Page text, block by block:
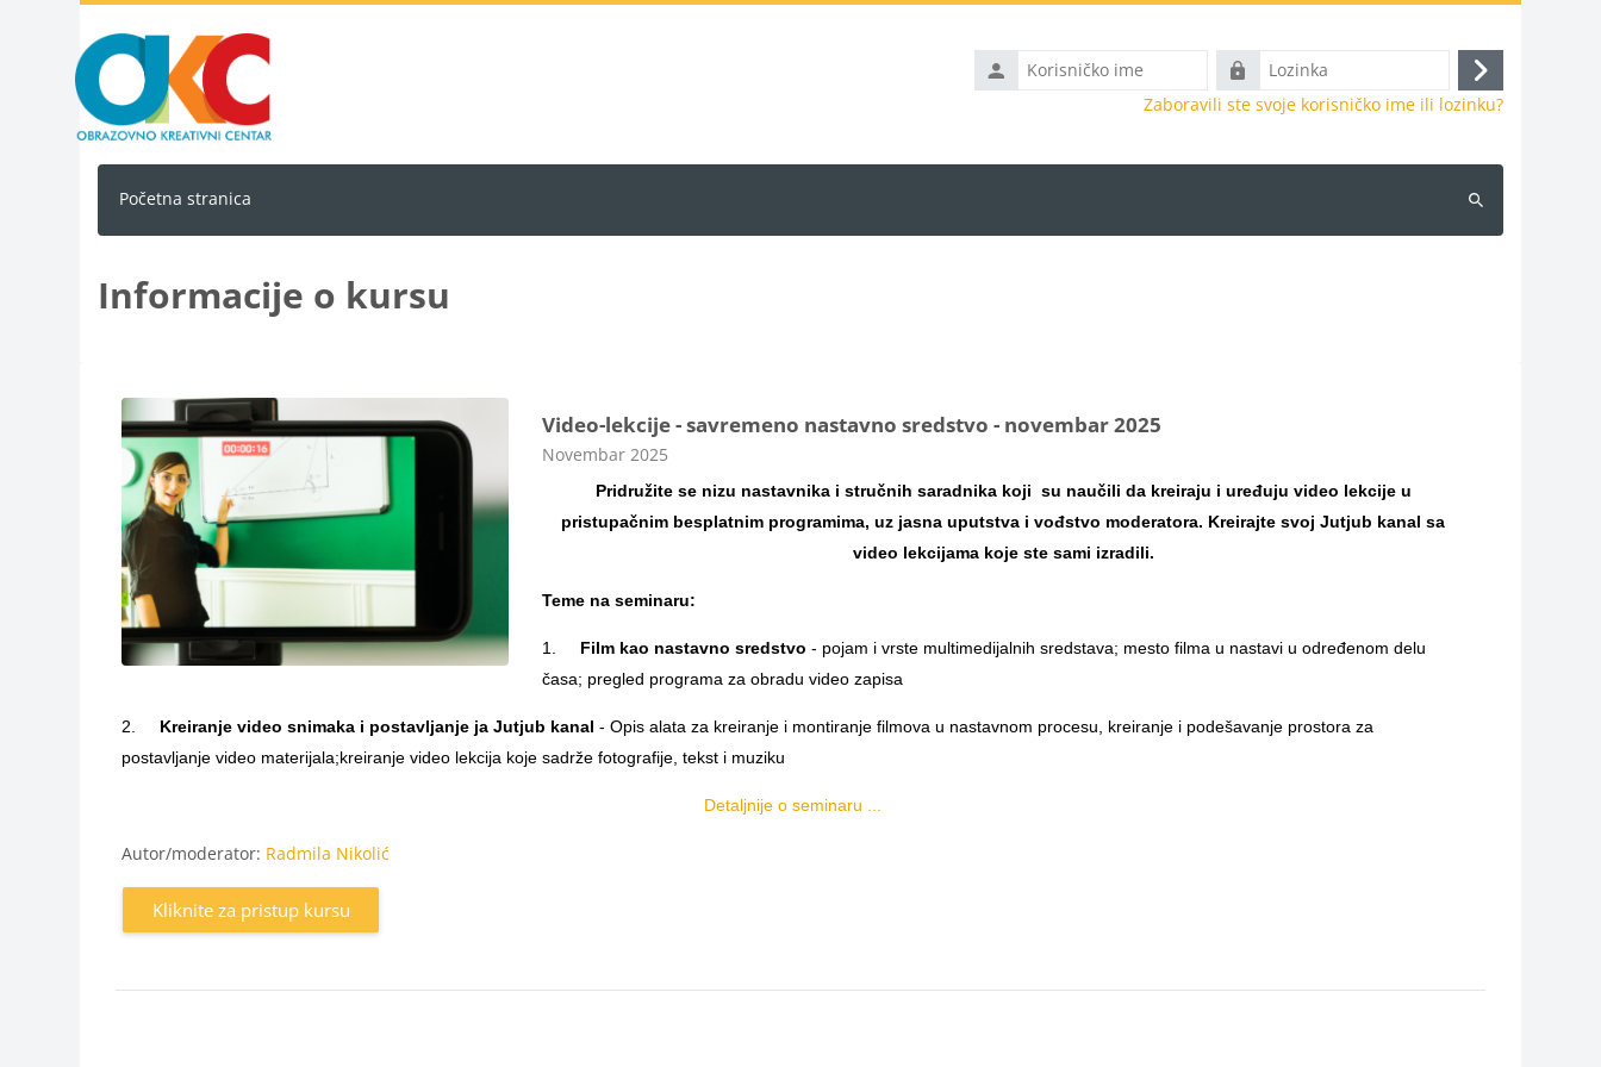
Korisničko
ime
Lozinka
Prijava
Zaboravili ste svoje korisničko ime ili lozinku?
Početna stranica
Pretraži
kurseve
Informacije o kursu
Video-lekcije - savremeno nastavno sredstvo - novembar 2025
Kategorija kursa
Novembar 2025
Pridružite se nizu nastavnika i stručnih saradnika koji su naučili da kreiraju i uređuju video lekcije u
pristupačnim besplatnim programima, uz jasna uputstva i vođstvo moderatora. Kreirajte svoj Jutjub kanal sa
video lekcijama koje ste sami izradili.
Teme na seminaru:
1. Film kao nastavno sredstvo - pojam i vrste multimedijalnih sredstava; mesto filma u nastavi u određenom delu
časa; pregled programa za obradu video zapisa
2. Kreiranje video snimaka i postavljanje ja Jutjub kanal - Opis alata za kreiranje i montiranje filmova u nastavnom procesu, kreiranje i podešavanje prostora za
postavljanje video materijala;kreiranje video lekcija koje sadrže fotografije, tekst i muziku
Detaljnije o seminaru ...
Autor/moderator: Radmila Nikolić
Kliknite za pristup kursu